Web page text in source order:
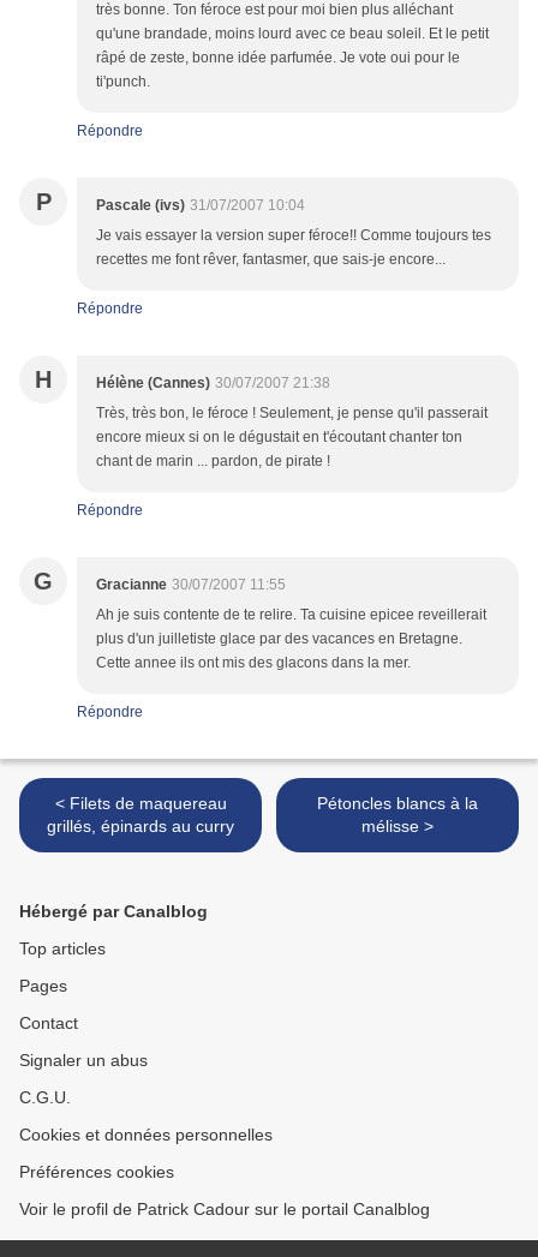
très bonne. Ton féroce est pour moi bien plus alléchant
qu'une brandade, moins lourd avec ce beau soleil. Et le petit
râpé de zeste, bonne idée parfumée. Je vote oui pour le
ti'punch.
Répondre
P Pascale (ivs) 31/07/2007 10:04
Je vais essayer la version super féroce!! Comme toujours tes
recettes me font rêver, fantasmer, que sais-je encore...
Répondre
H Hélène (Cannes) 30/07/2007 21:38
Très, très bon, le féroce ! Seulement, je pense qu'il passerait
encore mieux si on le dégustait en t'écoutant chanter ton
chant de marin ... pardon, de pirate !
Répondre
G Gracianne 30/07/2007 11:55
Ah je suis contente de te relire. Ta cuisine epicee reveillerait
plus d'un juilletiste glace par des vacances en Bretagne.
Cette annee ils ont mis des glacons dans la mer.
Répondre
< Filets de maquereau
grillés, épinards au curry
Pétoncles blancs à la
mélisse >
Hébergé par Canalblog
Top articles
Pages
Contact
Signaler un abus
C.G.U.
Cookies et données personnelles
Préférences cookies
Voir le profil de Patrick Cadour sur le portail Canalblog